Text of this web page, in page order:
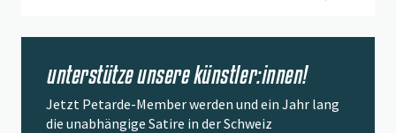
unterstütze unsere künstler:innen!
Jetzt Petarde-Member werden und ein Jahr lang
die unabhängige Satire in der Schweiz